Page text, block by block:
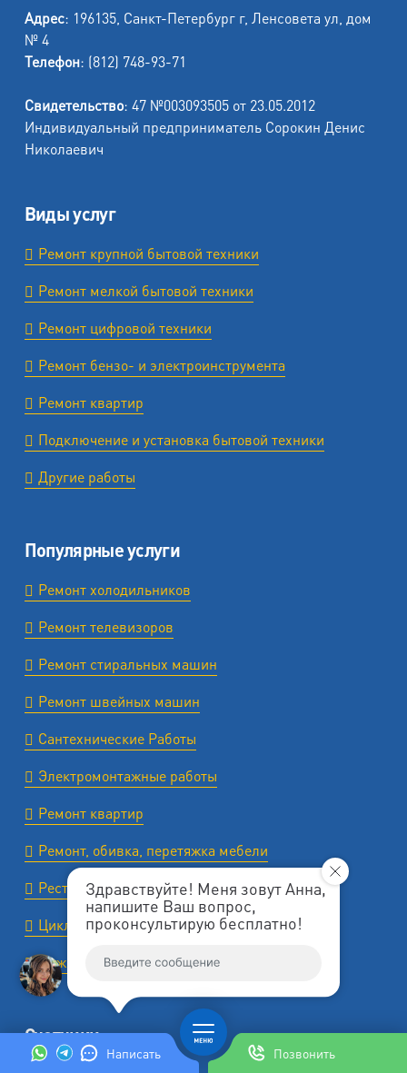
Написать Позвонить
Здравствуйте! Меня зовут Анна,
напишите Ваш вопрос,
проконсультирую бесплатно!
Адрес: 196135, Санкт-Петербург г, Ленсовета ул, дом
№ 4
Телефон: (812) 748-93-71
Свидетельство: 47 №003093505 от 23.05.2012
Индивидуальный предприниматель Сорокин Денис
Николаевич
Виды услуг
Ремонт крупной бытовой техники
Ремонт мелкой бытовой техники
Ремонт цифровой техники
Ремонт бензо- и электроинструмента
Ремонт квартир
Подключение и установка бытовой техники
Другие работы
Популярные услуги
Ремонт холодильников
Ремонт телевизоров
Ремонт стиральных машин
Ремонт швейных машин
Сантехнические Работы
Электромонтажные работы
Ремонт квартир
Ремонт, обивка, перетяжка мебели
Реставрация ванн
Циклевка пола (паркета)
Муж (мастер) на час на дом
Счетчики